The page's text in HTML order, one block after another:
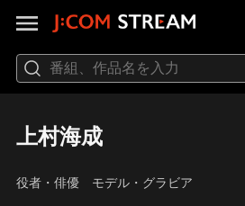
上村海成
役者・俳優 モデル・グラビア